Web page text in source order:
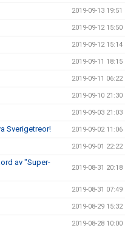
2019-09-13 19:51
2019-09-12 15:50
2019-09-12 15:14
2019-09-11 18:15
2019-09-11 06:22
2019-09-10 21:30
2019-09-03 21:03
Sverigetreor! 2019-09-02 11:06
2019-09-01 22:22
av "Super-
2019-08-31 20:18
2019-08-31 07:49
2019-08-29 15:32
2019-08-28 10:00